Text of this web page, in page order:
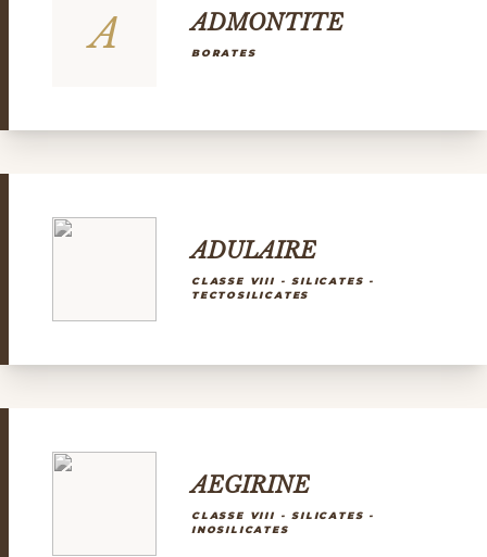
A ADMONTITE
BORATES
ADULAIRE
CLASSE VIII - SILICATES -
TECTOSILICATES
AEGIRINE
CLASSE VIII - SILICATES -
INOSILICATES